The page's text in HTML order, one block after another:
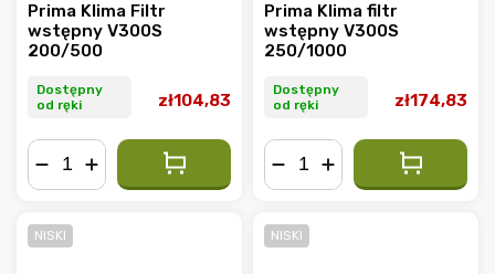
Prima Klima Filtr
wstępny V300S
200/500
Dostępny
od ręki
zł104,83
Prima Klima filtr
wstępny V300S
250/1000
Dostępny
od ręki
zł174,83
NISKI NISKI